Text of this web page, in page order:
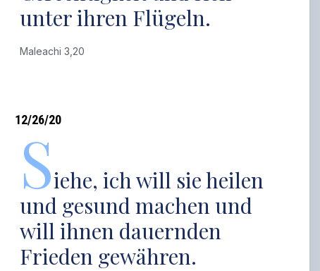
unter ihren Flügeln.
Maleachi 3,20
12/26/20
Siehe, ich will sie heilen
und gesund machen und
will ihnen dauernden
Frieden gewähren.